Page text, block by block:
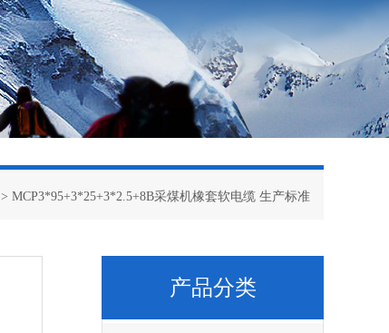
> MCP3*95+3*25+3*2.5+8B采煤机橡套软电缆 生产标准
产品分类